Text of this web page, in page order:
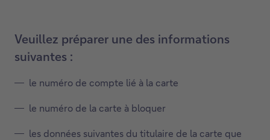
Veuillez préparer une des informations
suivantes :
le numéro de compte lié à la carte
le numéro de la carte à bloquer
les données suivantes du titulaire de la carte que